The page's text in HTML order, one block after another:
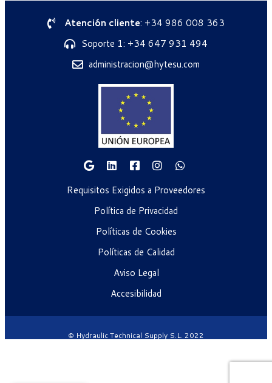
Atención cliente: +34 986 008 363
Soporte 1: +34 647 931 494
administracion@hytesu.com
Requisitos Exigidos a Proveedores
Política de Privacidad
Políticas de Cookies
Políticas de Calidad
Aviso Legal
Accesibilidad
© Hydraulic Technical Supply S.L. 2022